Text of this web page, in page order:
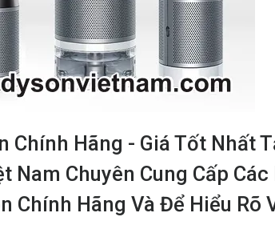
Chính Hãng - Giá Tốt Nhất
Nam Chuyên Cung Cấp Các
Chính Hãng Và Để Hiểu Rõ